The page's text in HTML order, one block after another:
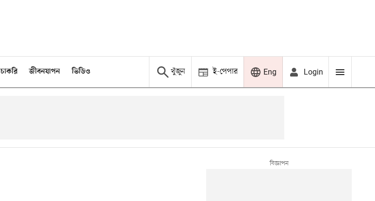
চাকরি জীবনযাপন ভিডিও খুঁজুন ই-পেপার Eng Login